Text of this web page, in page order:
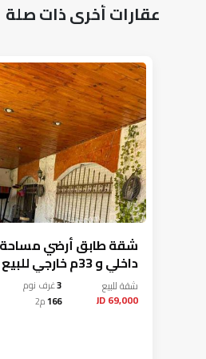
عقارات أخرى ذات صلة
داخلي و 33م
طبربور
شقةللبيع
69,000 JD
3غرف نوم
166م2